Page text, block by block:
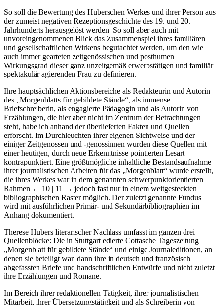
So soll die Bewertung des Huberschen Werkes und ihrer Person aus
der zumeist negativen Rezeptionsgeschichte des 19. und 20.
Jahrhunderts herausgelöst werden. So soll aber auch mit
unvoreingenommenen Blick das Zusammenspiel ihres familiären
und gesellschaftlichen Wirkens begutachtet werden, um den wie
auch immer gearteten zeitgenössischen und posthumen
Wirkungsgrad dieser ganz unzeitgemäß erwerbstätigen und familiär
Ihre hauptsächlichen Aktionsbereiche als Redakteurin und Autorin
des „Morgenblatts für gebildete Stände“, als immense
Briefschreiberin, als engagierte Pädagogin und als Autorin von
Erzählungen, die hier aber nicht im Zentrum der Betrachtungen
steht, habe ich anhand der überlieferten Fakten und Quellen
erforscht. Im Durchleuchten ihrer eigenen Sichtweise und der
einiger Zeitgenossen und -genossinnen wurden diese Quellen mit
einer heutigen, durch neue Erkenntnisse pointierten Lesart
kontrapunktiert. Eine größtmögliche inhaltliche Bestandsaufnahme
ihrer journalistischen Arbeiten für das „Morgenblatt“ wurde erstellt,
die ihres Werkes war in dem genannten schwerpunktorientierten
Rahmen← 10 |11 →jedoch fast nur in einem weitgesteckten
bibliographischen Raster möglich. Der zuletzt genannte Fundus
wird mit ausführlichen Primär- und Sekundärbibliographien im
Therese Hubers literarischer Nachlass umfasst im ganzen drei
Quellenblöcke: Die in Stuttgart edierte Cottasche Tageszeitung
„Morgenblatt für gebildete Stände“ und einige Journaleditionen, an
denen sie beteiligt war, dann ihre in deutsch und französisch
abgefassten Briefe und handschriftlichen Entwürfe und nicht zuletzt
Im Bereich ihrer redaktionellen Tätigkeit, ihrer journalistischen